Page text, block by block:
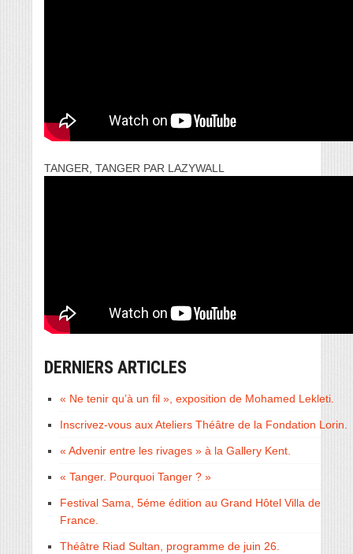
TANGER, TANGER PAR LAZYWALL
DERNIERS ARTICLES
« Ne tenir qu’à un fil », exposition de Mohamed Lekleti.
Inscrivez-vous aux Ateliers Théâtre de la Fondation Lorin.
« Advenir entre les rivages » à la Gallery Kent.
« Tanger. Pourquoi Tanger ? »
Festival Sama, 5éme édition au Grand Hôtel Villa de
France.
Théâtre Riad Sultan, programme de juin 26.